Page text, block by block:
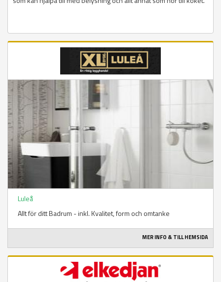
Luleå
Allt för ditt Badrum - inkl. Kvalitet, form och omtanke
MER INFO & TILL HEMSIDA